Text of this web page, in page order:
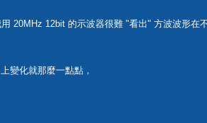
20MHz 12bit 的示波器很難 "看出" 方波波形在
變化就那麼一點點，